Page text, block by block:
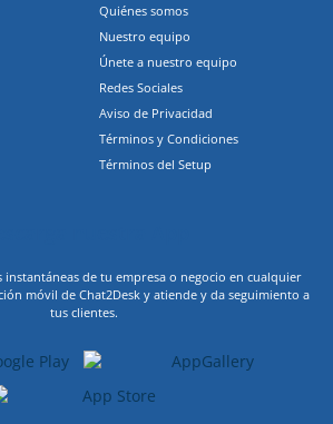
Quiénes somos
Nuestro equipo
Únete a nuestro equipo
Redes Sociales
Aviso de Privacidad
Términos y Condiciones
Términos del Setup
instantáneas de tu empresa o negocio en cualquier
móvil de Chat2Desk y atiende y da seguimiento a
tus clientes.